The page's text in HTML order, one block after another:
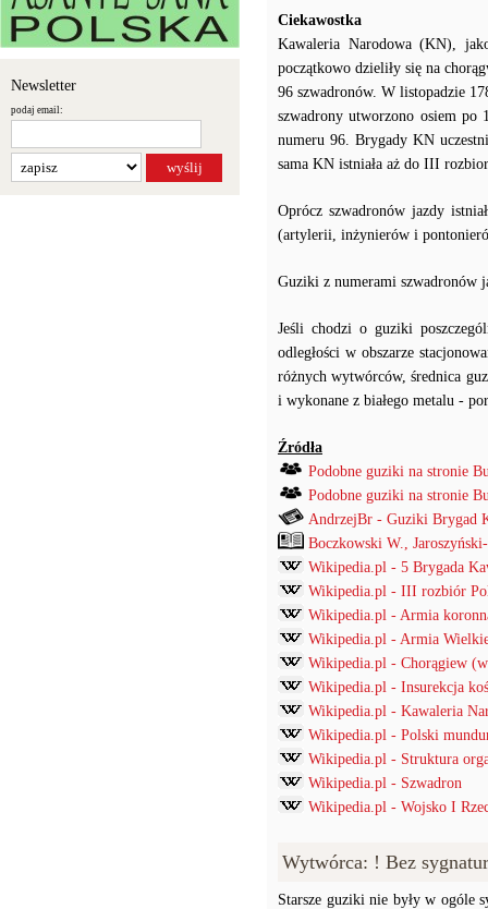
Newsletter
podaj email:
Ciekawostka
Kawaleria Narodowa (KN),
początkowo dzieliły się na
96 szwadronów. W listopadzie
szwadrony utworzono osiem po
numeru 96. Brygady KN
sama KN istniała aż do III
Oprócz szwadronów jazdy
(artylerii, inżynierów i
Guziki z numerami szwadronów
Jeśli chodzi o guziki
odległości w obszarze
różnych wytwórców, średnica
i wykonane z białego metalu -
Źródła
Podobne guziki na stronie
Podobne guziki na stronie
AndrzejBr - Guziki Brygad
Boczkowski W.,
Wikipedia.pl - 5 Brygada
Wikipedia.pl - III rozbiór
Wikipedia.pl - Armia
Wikipedia.pl - Armia
Wikipedia.pl - Chorągiew
Wikipedia.pl - Insurekcja
Wikipedia.pl - Kawaleria
Wikipedia.pl - Polski
Wikipedia.pl - Struktura
Wikipedia.pl - Szwadron
Wikipedia.pl - Wojsko I
Wytwórca: ! Bez
Starsze guziki nie były w ogóle